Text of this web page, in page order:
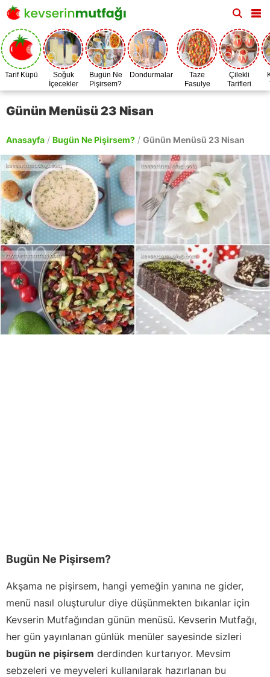
Tarif Küpü
Soğuk
İçecekler
Bugün Ne
Pişirsem?
Dondurmalar
Taze
Fasulye
Zamanı
Çilekli
Tarifleri
Günün Menüsü 23 Nisan
Anasayfa / Bugün Ne Pişirsem? / Günün Menüsü 23 Nisan
Bugün Ne Pişirsem?
Akşama ne pişirsem, hangi yemeğin yanına ne gider,
menü nasıl oluşturulur diye düşünmekten bıkanlar için
Kevserin Mutfağından günün menüsü. Kevserin Mutfağı,
her gün yayınlanan günlük menüler sayesinde sizleri
bugün ne pişirsem derdinden kurtarıyor. Mevsim
sebzeleri ve meyveleri kullanılarak hazırlanan bu